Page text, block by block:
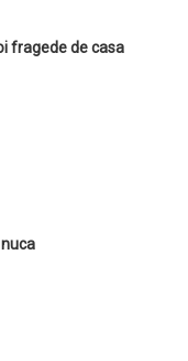
fragede de casa